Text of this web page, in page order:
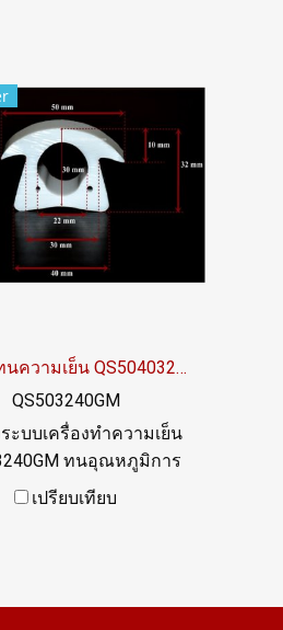
ซีลยางทนความเย็น QS504032GM
QS503240GM
ะบบเครื่องทำความเย็น
ทนอุณหภูมิการ
ำสุด -70 C Food Grade
เปรียบเทียบ